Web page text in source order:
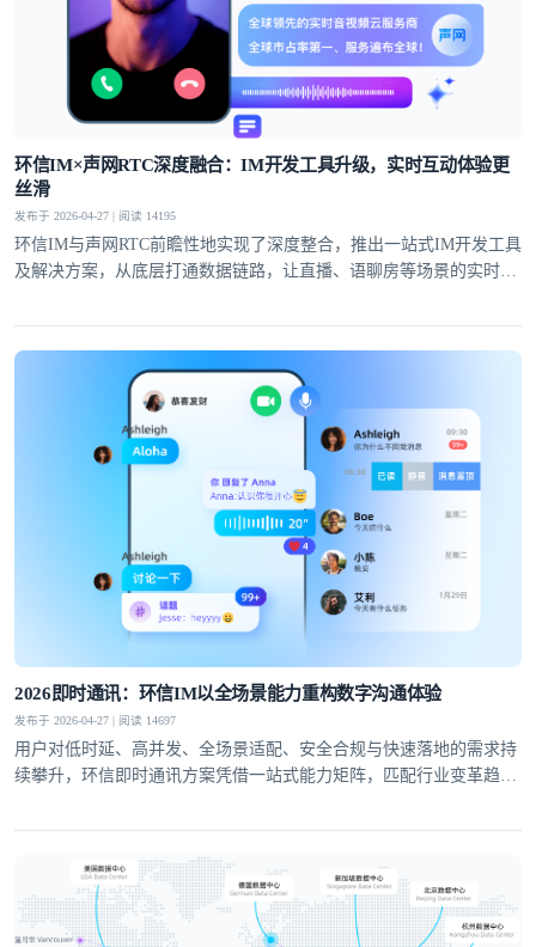
环信IM×声网RTC深度融合：IM开发工具升级，实时互动体验更
丝滑
发布于 2026-04-27 | 阅读 14195
环信IM与声网RTC前瞻性地实现了深度整合，推出一站式IM开发工具
及解决方案，从底层打通数据链路，让直播、语聊房等场景的实时互
2026即时通讯：环信IM以全场景能力重构数字沟通体验
发布于 2026-04-27 | 阅读 14697
用户对低时延、高并发、全场景适配、安全合规与快速落地的需求持
续攀升，环信即时通讯方案凭借一站式能力矩阵，匹配行业变革趋
座。
我已阅读并同意通讯云服务条款
提交
不了，谢谢